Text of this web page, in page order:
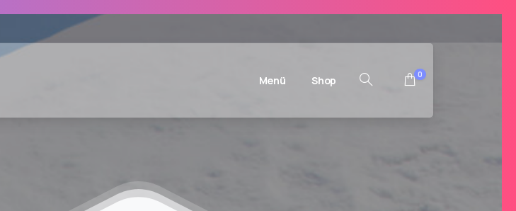
Menü Shop
Suchen
0